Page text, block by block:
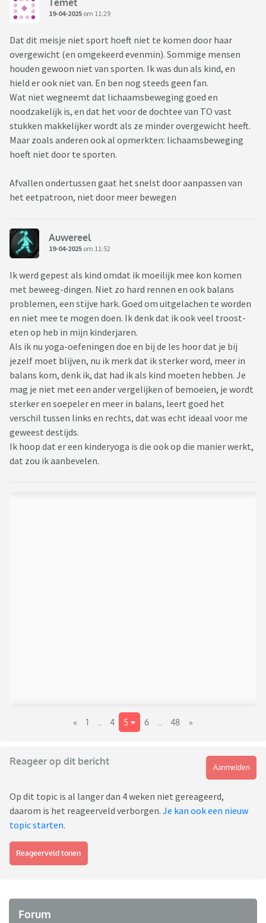
Temet
19-04-2025 om 11:29
Dat dit meisje niet sport hoeft niet te komen door haar
overgewicht (en omgekeerd evenmin). Sommige mensen
houden gewoon niet van sporten. Ik was dun als kind, en
hield er ook niet van. En ben nog steeds geen fan.
Wat niet wegneemt dat lichaamsbeweging goed en
noodzakelijk is, en dat het voor de dochtee van TO vast
stukken makkelijker wordt als ze minder overgewicht heeft.
Maar zoals anderen ook al opmerkten: lichaamsbeweging
hoeft niet door te sporten.
Afvallen ondertussen gaat het snelst door aanpassen van
het eetpatroon, niet door meer bewegen
Auwereel
19-04-2025 om 11:52
Ik werd gepest als kind omdat ik moeilijk mee kon komen
met beweeg-dingen. Niet zo hard rennen en ook balans
problemen, een stijve hark. Goed om uitgelachen te worden
en niet mee te mogen doen. Ik denk dat ik ook veel troost-
eten op heb in mijn kinderjaren.
Als ik nu yoga-oefeningen doe en bij de les hoor dat je bij
jezelf moet blijven, nu ik merk dat ik sterker word, meer in
balans kom, denk ik, dat had ik als kind moeten hebben. Je
mag je niet met een ander vergelijken of bemoeien, je wordt
sterker en soepeler en meer in balans, leert goed het
verschil tussen links en rechts, dat was echt ideaal voor me
geweest destijds.
Ik hoop dat er een kinderyoga is die ook op die manier werkt,
dat zou ik aanbevelen.
« 1 4 5 6 48 »
Reageer op dit bericht
Aanmelden
Op dit topic is al langer dan 4 weken niet gereageerd,
daarom is het reageerveld verborgen. Je kan ook een nieuw
topic starten.
Reageerveld tonen
Forum